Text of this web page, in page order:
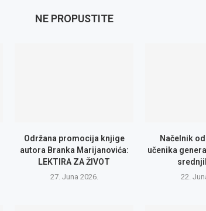
NE PROPUSTITE
Održana promocija knjige
autora Branka Marijanovića:
LEKTIRA ZA ŽIVOT
27. Juna 2026.
Načelnik
učenika
22.